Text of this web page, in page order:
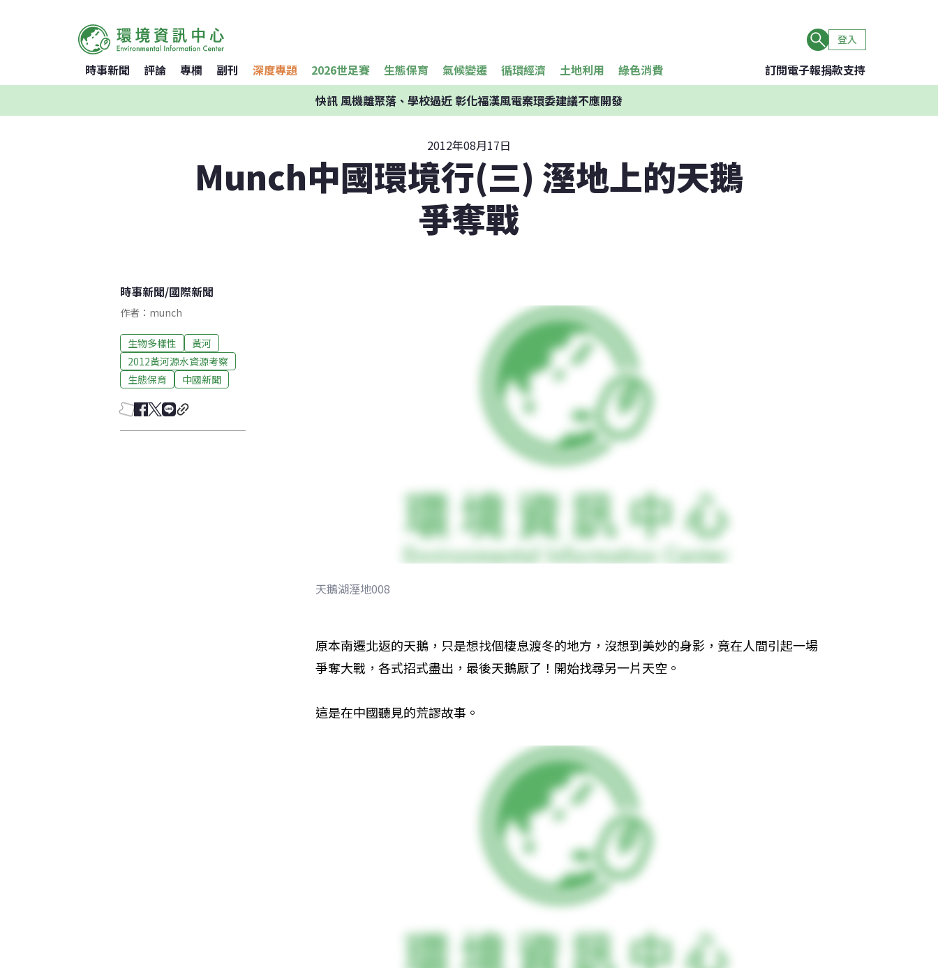
登入
時事新聞 評論 專欄 副刊 深度專題 2026世足賽 生態保育 氣候變遷 循環經濟 土地利用 綠色消費 訂閱電子報捐款支持
快訊風機離聚落、學校過近 彰化福漢風電案環委建議不應開發
2012年08月17日
Munch中國環境行(三) 溼地上的天鵝
爭奪戰
時事新聞/國際新聞
作者：munch
生物多樣性
黃河
2012黃河源水資源考察
生態保育
中國新聞
天鵝湖溼地008
原本南遷北返的天鵝，只是想找個棲息渡冬的地方，沒想到美妙的身影，竟在人間引起一場
爭奪大戰，各式招式盡出，最後天鵝厭了！開始找尋另一片天空。
這是在中國聽見的荒謬故事。